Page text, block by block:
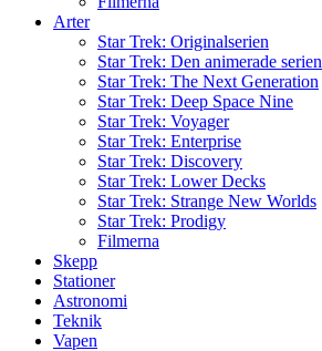
Arter
Star Trek: Originalserien
Star Trek: Den animerade serien
Star Trek: The Next Generation
Star Trek: Deep Space Nine
Star Trek: Voyager
Star Trek: Enterprise
Star Trek: Discovery
Star Trek: Lower Decks
Star Trek: Strange New Worlds
Star Trek: Prodigy
Filmerna
Skepp
Stationer
Astronomi
Teknik
Vapen